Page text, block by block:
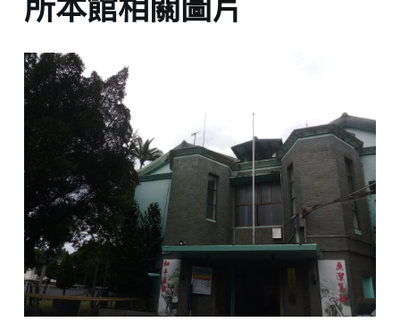
所本館相關圖片